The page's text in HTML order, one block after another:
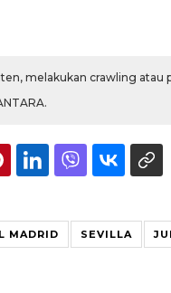
melakukan crawling
MADRID SEVILLA